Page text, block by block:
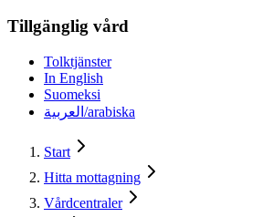
Tillgänglig vård
Tolktjänster
In English
Suomeksi
العربية/arabiska
Start
Hitta mottagning
Vårdcentraler